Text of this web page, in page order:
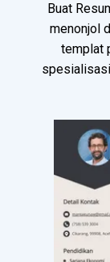
Buat
menonjol
templat